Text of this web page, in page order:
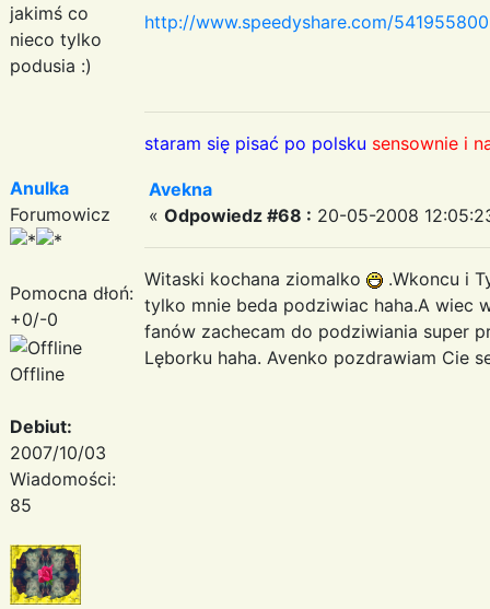
jakimś co
nieco tylko
podusia :)
http://www.speedyshare.com/
staram się pisać po polsku sensownie i
Anulka
Forumowicz
Pomocna dłoń:
+0/-0
Offline
Debiut:
2007/10/03
Wiadomości:
85
Avekna
« Odpowiedz #68 : 20-05-2008
Witaski kochana ziomalko
.Wkoncu i
tylko mnie beda podziwiac haha.A wiec
fanów zachecam do podziwiania super
Lęborku haha. Avenko pozdrawiam Cie